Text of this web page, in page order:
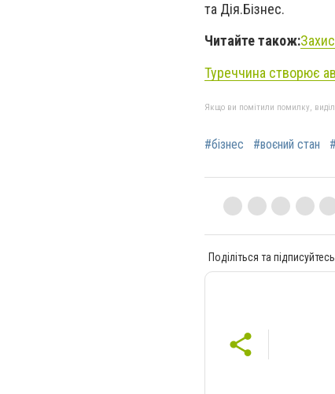
та Дія.Бізнес.
Читайте також:
Туреччина створює
Якщо ви помітили помилку,
#бізнес #воєний стан
Поділіться та